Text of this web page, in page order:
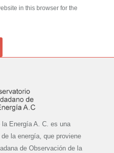
in this browser for the
la Energía A. C. es una
la energía, que proviene
de Observación de la